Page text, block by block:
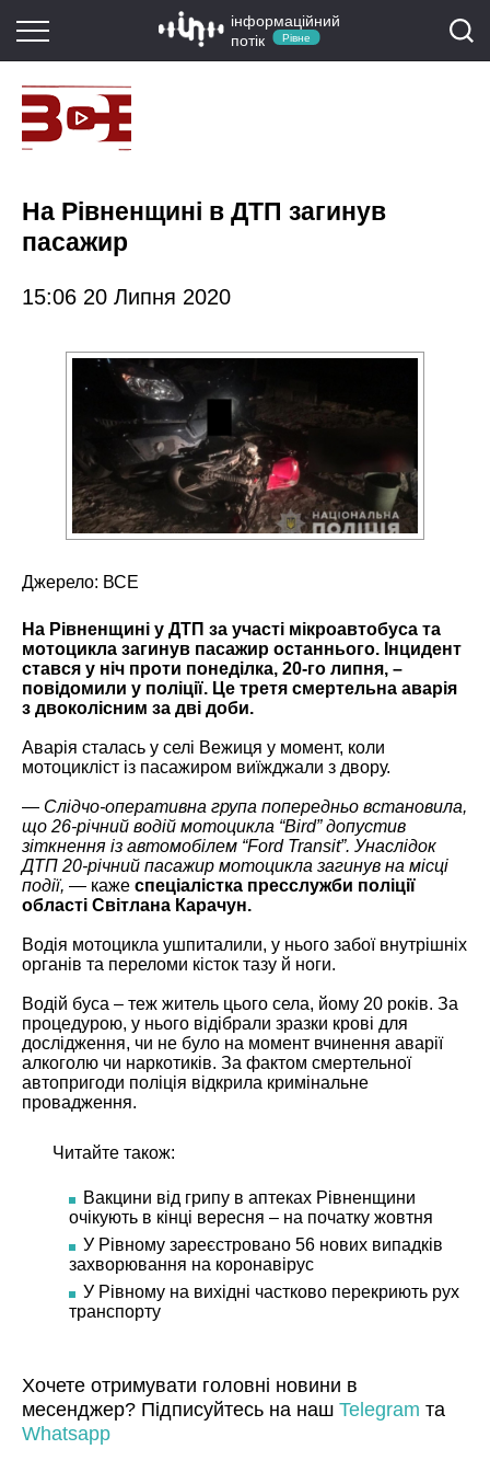
інформаційний
потік
Рівне
На Рівненщині в ДТП загинув
пасажир
15:06 20 Липня 2020
Джерело: ВСЕ
На Рівненщині у ДТП за участі мікроавтобуса та
мотоцикла загинув пасажир останнього. Інцидент
стався у ніч проти понеділка, 20-го липня, –
повідомили у поліції. Це третя смертельна аварія
з двоколісним за дві доби.
Аварія сталась у селі Вежиця у момент, коли
мотоцикліст із пасажиром виїжджали з двору.
— Слідчо-оперативна група попередньо встановила,
що 26-річний водій мотоцикла “Bird” допустив
зіткнення із автомобілем “Ford Transit”. Унаслідок
ДТП 20-річний пасажир мотоцикла загинув на місці
події, — каже спеціалістка пресслужби поліції
області Світлана Карачун.
Водія мотоцикла ушпиталили, у нього забої внутрішніх
органів та переломи кісток тазу й ноги.
Водій буса – теж житель цього села, йому 20 років. За
процедурою, у нього відібрали зразки крові для
дослідження, чи не було на момент вчинення аварії
алкоголю чи наркотиків. За фактом смертельної
автопригоди поліція відкрила кримінальне
провадження.
Читайте також:
Вакцини від грипу в аптеках Рівненщини
очікують в кінці вересня – на початку жовтня
У Рівному зареєстровано 56 нових випадків
захворювання на коронавірус
У Рівному на вихідні частково перекриють рух
транспорту
Хочете отримувати головні новини в
месенджер? Підписуйтесь на наш Telegram та
Whatsapp